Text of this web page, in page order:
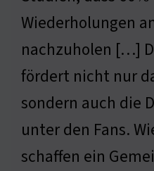
Wiederholungen
nachzuholen […]
fördert nicht nur
sondern auch die
unter den Fans.
schaffen ein